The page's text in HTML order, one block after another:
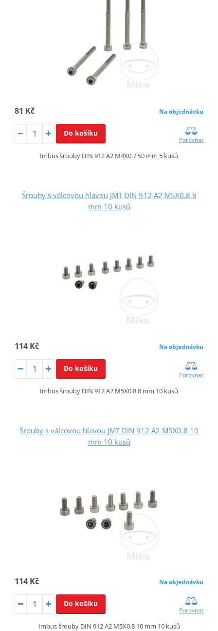
81 Kč Na objednávku
Do košíku
Porovnat
Imbus šrouby DIN 912 A2 M4X0.7 50 mm 5 kusů
Šrouby s válcovou hlavou JMT DIN 912 A2 M5X0.8 8
mm 10 kusů
114 Kč Na objednávku
Do košíku
Porovnat
Imbus šrouby DIN 912 A2 M5X0.8 8 mm 10 kusů
Šrouby s válcovou hlavou JMT DIN 912 A2 M5X0.8 10
mm 10 kusů
114 Kč Na objednávku
Do košíku
Porovnat
Imbus šrouby DIN 912 A2 M5X0.8 10 mm 10 kusů